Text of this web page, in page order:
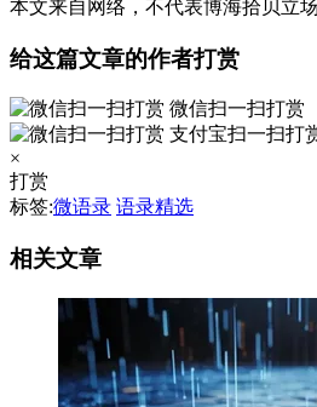
本文来自网络，不代表博海拾贝立
给这篇文章的作者打赏
微信扫一扫打赏
支付宝扫一扫打
×
打赏
标签:微语录 语录精选
相关文章